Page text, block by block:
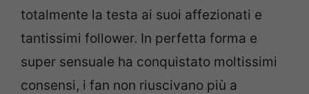
totalmente la testa ai suoi affezionati e
tantissimi follower. In perfetta forma e
super sensuale ha conquistato moltissimi
consensi, i fan non riuscivano più a